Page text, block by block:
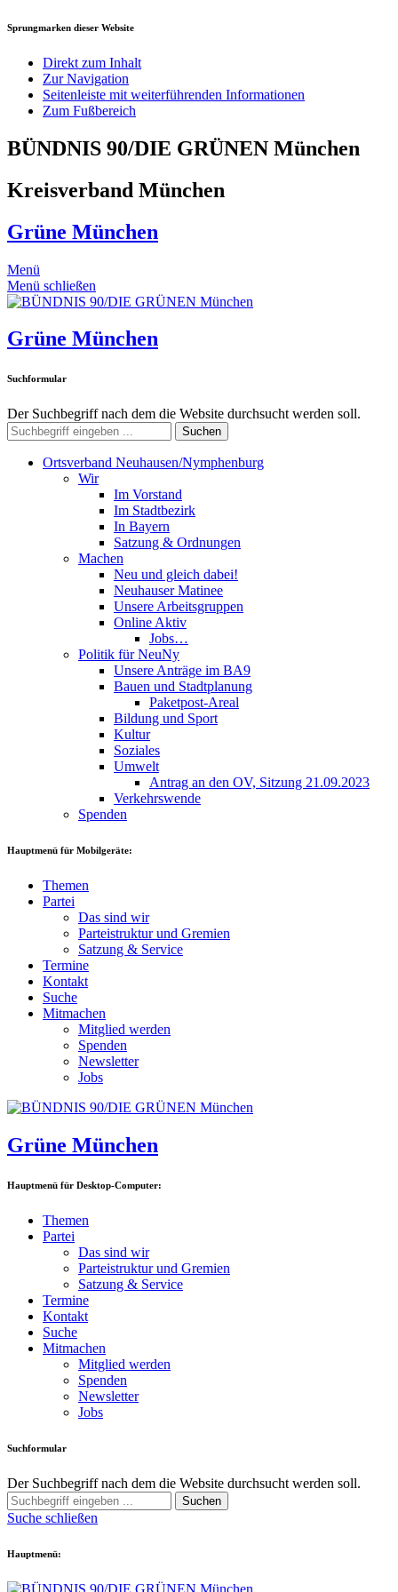
Sprungmarken dieser Website
Direkt zum Inhalt
Zur Navigation
Seitenleiste mit weiterführenden Informationen
Zum Fußbereich
BÜNDNIS 90/DIE GRÜNEN München
Kreisverband München
Grüne München
Menü
Menü schließen
Grüne München
Suchformular
Der Suchbegriff nach dem die Website durchsucht werden soll.
Suchen
Ortsverband Neuhausen/Nymphenburg
Wir
Im Vorstand
Im Stadtbezirk
In Bayern
Satzung & Ordnungen
Machen
Neu und gleich dabei!
Neuhauser Matinee
Unsere Arbeitsgruppen
Online Aktiv
Jobs…
Politik für NeuNy
Unsere Anträge im BA9
Bauen und Stadtplanung
Paketpost-Areal
Bildung und Sport
Kultur
Soziales
Umwelt
Antrag an den OV, Sitzung 21.09.2023
Verkehrswende
Spenden
Hauptmenü für Mobilgeräte:
Themen
Partei
Das sind wir
Parteistruktur und Gremien
Satzung & Service
Termine
Kontakt
Suche
Mitmachen
Mitglied werden
Spenden
Newsletter
Jobs
Grüne München
Hauptmenü für Desktop-Computer:
Themen
Partei
Das sind wir
Parteistruktur und Gremien
Satzung & Service
Termine
Kontakt
Suche
Mitmachen
Mitglied werden
Spenden
Newsletter
Jobs
Suchformular
Der Suchbegriff nach dem die Website durchsucht werden soll.
Suchen
Suche schließen
Hauptmenü: